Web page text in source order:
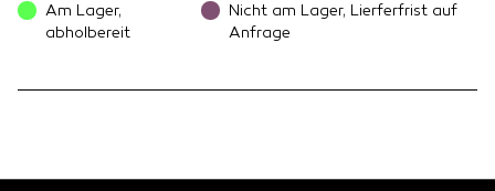
Am Lager,
abholbereit
Nicht am Lager, Lierferfrist auf
Anfrage